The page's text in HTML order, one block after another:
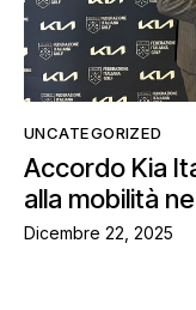
UNCATEGORIZED
Accordo Kia
alla mobilità
Dicembre 22, 2025